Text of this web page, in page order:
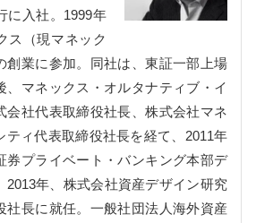
に入社。1999年
ス（現マネック
創業に参加。同社は、東証一部上場
、マネックス・オルタナティブ・イ
会社代表取締役社長、株式会社マネ
ティ代表取締役社長を経て、2011年
券プライベート・バンキング本部デ
2013年、株式会社資産デザイン研究
社長に就任。一般社団法人海外資産